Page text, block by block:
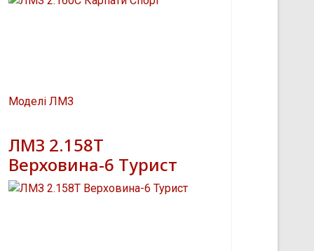
Моделі ЛМЗ
ЛМЗ 2.158Т
Верховина-6 Турист